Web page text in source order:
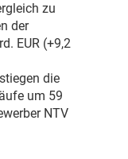
zu
der
EUR (+9,2
die
um 59
NTV